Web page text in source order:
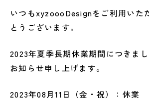
いつもxyzoooDesignをご利用いた
とうございます。
2023年夏季長期休業期間につきま
お知らせ申し上げます。
2023年08月11日（金・祝）：休業